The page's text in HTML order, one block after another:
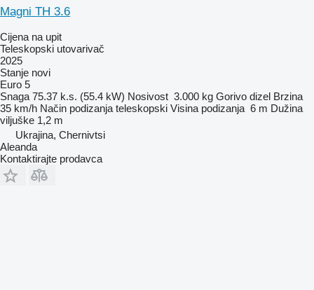
Magni TH 3.6
Cijena na upit
Teleskopski utovarivač
2025
Stanje novi
Euro 5
Snaga 75.37 k.s. (55.4 kW) Nosivost 3.000 kg Gorivo dizel Brzina
35 km/h Način podizanja teleskopski Visina podizanja 6 m Dužina
viljuške 1,2 m
Ukrajina, Chernivtsi
Aleanda
Kontaktirajte prodavca